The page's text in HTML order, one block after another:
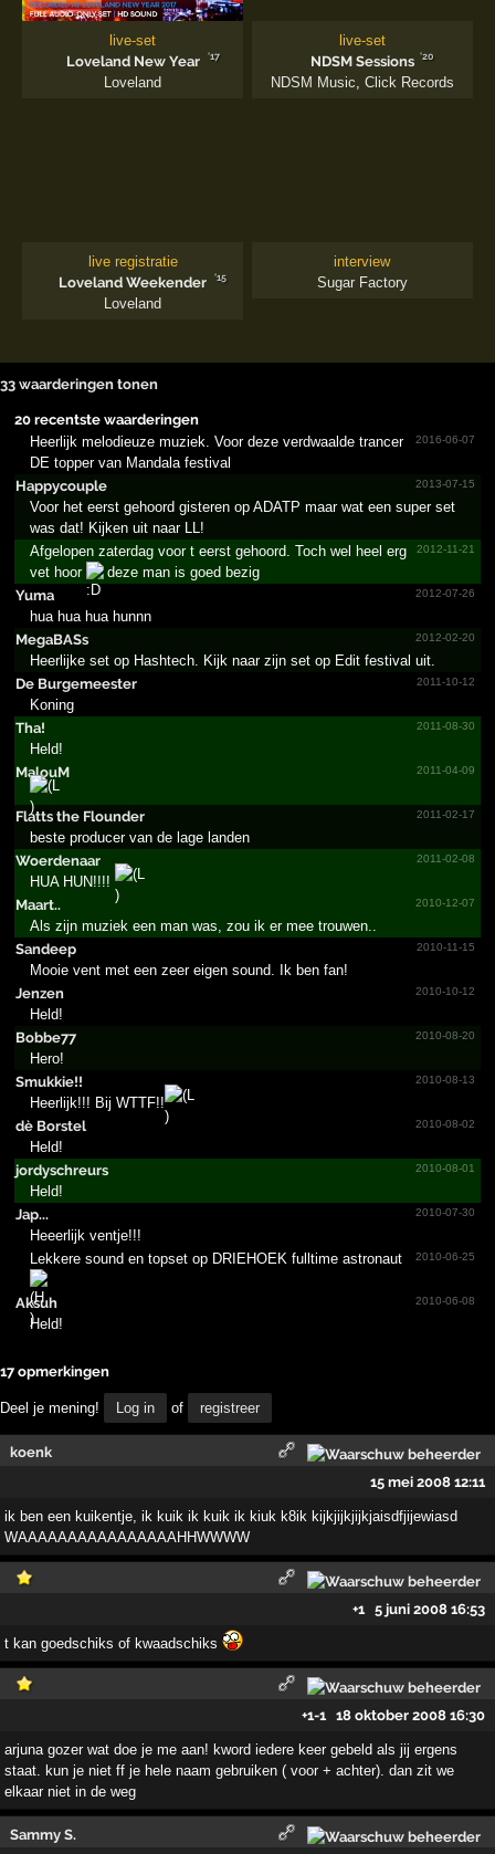
live-set
Loveland New Year
'17
Loveland
live-set
NDSM Sessions '20
NDSM Music Click Records
live registratie
Loveland Weekender
'15
Loveland
interview
Sugar Factory
33 waarderingen tonen
20 recentste waarderingen
2016-06-07
Heerlijk melodieuze muziek. Voor deze verdwaalde trancer
DE topper van Mandala festival
Happycouple
2013-07-15
Voor het eerst gehoord gisteren op ADATP maar wat een super set
was dat! Kijken uit naar LL!
2012-11-21
Afgelopen zaterdag voor t eerst gehoord. Toch wel heel erg
vet hoor
deze man is goed bezig
Yuma
2012-07-26
hua hua hua hunnn
MegaBASs
2012-02-20
Heerlijke set op Hashtech. Kijk naar zijn set op Edit festival uit.
De Burgem­eester
2011-10-12
Koning
Tha!
2011-08-30
Held!
MalouM
2011-04-09
Flatts the Flounder 2011-02-17
beste producer van de lage landen
Woerdenaar
2011-02-08
HUA HUN!!!!
Maart..
2010-12-07
Als zijn muziek een man was, zou ik er mee trouwen..
Sandeep
2010-11-15
Mooie vent met een zeer eigen sound. Ik ben fan!
Jenzen
2010-10-12
Held!
Bobbe77
2010-08-20
Hero!
Smukkie!!
2010-08-13
Heerlijk!!! Bij WTTF!!
dè Borstel
2010-08-02
Held!
jordys­chreur­s
2010-08-01
Held!
Jap...
2010-07-30
Heeerlijk ventje!!!
2010-06-25
Lekkere sound en topset op DRIEHOEK fulltime astronaut
Aksuh 2010-06-08
Held!
17 opmerkingen
Deel je mening! Log in of registreer
koenk
15 mei 2008 12:11
ik ben een kuikentje, ik kuik ik kuik ik kiuk k8ik kijkjijkjijkjaisdfjijewiasd
WAAAAAAAAAAAAAAAAHHWWWW
+1 5 juni 2008 16:53
t kan goedschiks of kwaadschiks
+1-1 18 oktober 2008 16:30
arjuna gozer wat doe je me aan! kword iedere keer gebeld als jij ergens
staat. kun je niet ff je hele naam gebruiken ( voor + achter). dan zit we
elkaar niet in de weg
Sammy S.